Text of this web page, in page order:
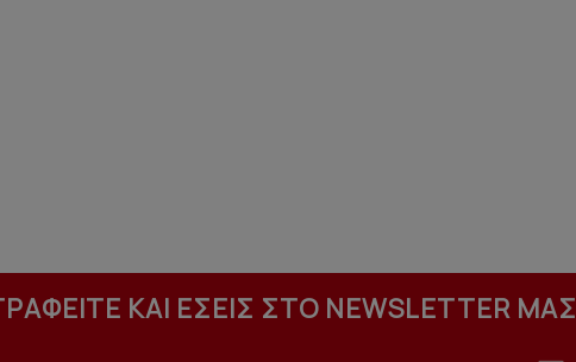
ΚΑΙ ΕΣΕΙΣ ΣΤΟ NEWSLETTER ΜΑΣ